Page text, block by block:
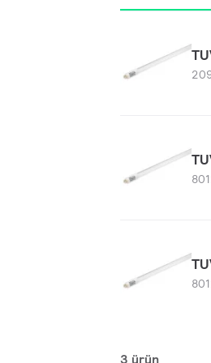
3 ürün